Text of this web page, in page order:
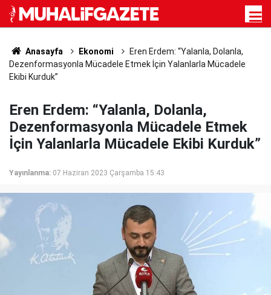
Anasayfa Ekonomi
Eren Erdem: “Yalanla, Dolanla,
Dezenformasyonla Mücadele Etmek İçin Yalanlarla Mücadele
Ekibi Kurduk”
Eren Erdem: “Yalanla, Dolanla,
Dezenformasyonla Mücadele Etmek
İçin Yalanlarla Mücadele Ekibi Kurduk”
Yayınlanma: 07 Haziran 2023 Çarşamba 15:43